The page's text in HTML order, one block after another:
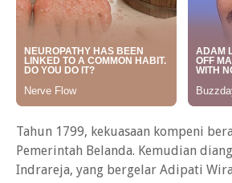
Tahun 1799, kekuasaan kompeni
Pemerintah Belanda. Kemudian
Indrareja, yang bergelar Adipati